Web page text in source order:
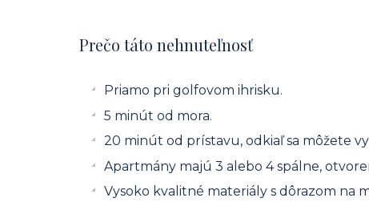
Prečo táto nehnuteľnosť
Priamo pri golfovom ihrisku.
5 minút od mora.
20 minút od prístavu, odkiaľ sa môžete
Apartmány majú 3 alebo 4 spálne,
Vysoko kvalitné materiály s dôrazom na